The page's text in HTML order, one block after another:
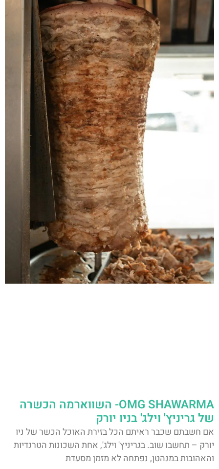
OMG SHAWARMA- השווארמה הכשרה
של גריניץ' וילג' בניו יורק
אם חשבתם שכבר ראיתם הכל בזירת האוכל הכשר של ניו
יורק – תחשבו שוב. בגריניץ' וילג', אחת השכונות הטרנדיות
והאהובות במנהטן, נפתחה לא מזמן מסעדת